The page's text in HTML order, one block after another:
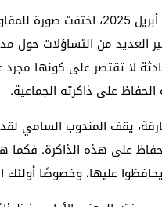
في مساء الجمعة 11 أبريل
العديد من التساؤلات
لا تقتصر على كونها
على ذاكرته الجماعية.
يقف المندوب السامي
على هذه الذاكرة. فكما هو
عليها، وخصوصًا